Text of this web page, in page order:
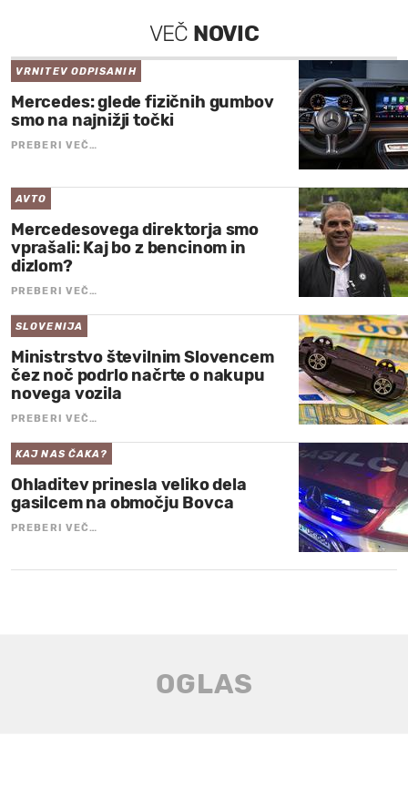
VEČ NOVIC
VRNITEV ODPISANIH
Mercedes: glede fizičnih gumbov
smo na najnižji točki
PREBERI VEČ…
AVTO
Mercedesovega direktorja smo
vprašali: Kaj bo z bencinom in
dizlom?
PREBERI VEČ…
SLOVENIJA
Ministrstvo številnim Slovencem
čez noč podrlo načrte o nakupu
novega vozila
PREBERI VEČ…
KAJ NAS ČAKA?
Ohladitev prinesla veliko dela
gasilcem na območju Bovca
PREBERI VEČ…